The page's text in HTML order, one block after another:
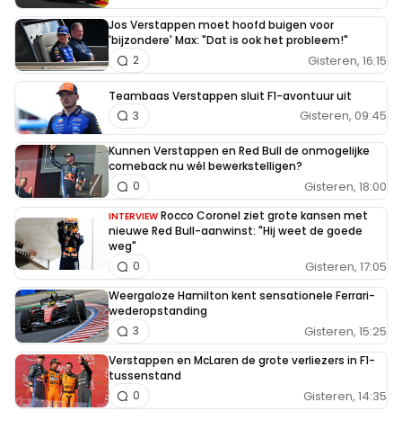
Jos Verstappen moet hoofd buigen voor
'bijzondere' Max: "Dat is ook het probleem!"
Gisteren, 16:15
2
Teambaas Verstappen sluit F1-avontuur uit
Gisteren, 09:45
3
Kunnen Verstappen en Red Bull de onmogelijke
comeback nu wél bewerkstelligen?
Gisteren, 18:00
0
INTERVIEW Rocco Coronel ziet grote kansen met
nieuwe Red Bull-aanwinst: "Hij weet de goede
weg"
Gisteren, 17:05
0
Weergaloze Hamilton kent sensationele Ferrari-
wederopstanding
Gisteren, 15:25
3
Verstappen en McLaren de grote verliezers in F1-
tussenstand
Gisteren, 14:35
0